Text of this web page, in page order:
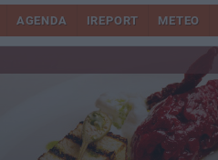
AGENDA IREPORT METEO